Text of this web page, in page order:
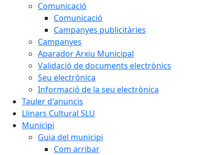
Comunicació
Comunicació
Campanyes publicitàries
Campanyes
Aparador Arxiu Municipal
Validació de documents electrònics
Seu electrònica
Informació de la seu electrònica
Tauler d'anuncis
Llinars Cultural SLU
Municipi
Guia del municipi
Com arribar